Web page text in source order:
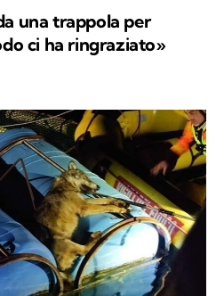
una trappola per
ci ha ringraziato»